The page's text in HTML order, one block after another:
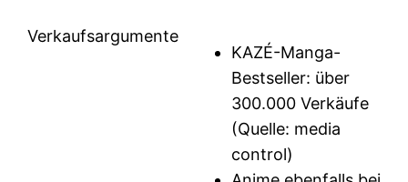
Verkaufsargumente
KAZÉ-Manga-
Bestseller: über
300.000 Verkäufe
(Quelle: media
control)